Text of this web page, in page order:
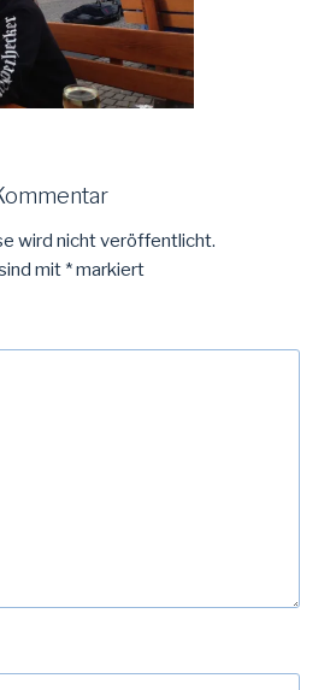
wird nicht veröffentlicht.
mit *markiert